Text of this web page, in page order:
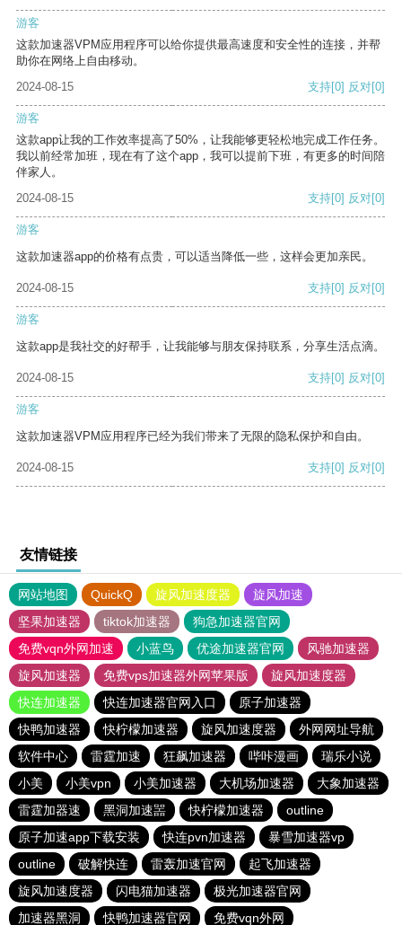
游客
这款加速器VPM应用程序可以给你提供最高速度和安全性的连接，并帮
助你在网络上自由移动。
2024-08-15
支持[0] 反对[0]
游客
这款app让我的工作效率提高了50%，让我能够更轻松地完成工作任务。
我以前经常加班，现在有了这个app，我可以提前下班，有更多的时间陪
伴家人。
2024-08-15
支持[0] 反对[0]
游客
这款加速器app的价格有点贵，可以适当降低一些，这样会更加亲民。
2024-08-15 支持[0] 反对[0]
游客
这款app是我社交的好帮手，让我能够与朋友保持联系，分享生活点滴。
2024-08-15 支持[0] 反对[0]
游客
这款加速器VPM应用程序已经为我们带来了无限的隐私保护和自由。
2024-08-15 支持[0] 反对[0]
友情链接
网站地图 QuickQ 旋风加速度器
旋风加速
坚果加速器
tiktok加速器
狗急加速器官网
免费vqn外网加速
小蓝鸟 优途加速器官网
风驰加速器
旋风加速器
免费vps加速器外网苹果版
旋风加速度器
快连加速器
快连加速器官网入口
原子加速器
快鸭加速器
快柠檬加速器 旋风加速度器
外网网址导航
软件中心
雷霆加速 狂飙加速器 哔咔漫画
瑞乐小说
小美
小美vpn 小美加速器 大机场加速器
大象加速器
雷霆加器速
黑洞加速噐 快柠檬加速器
outline
原子加速app下载安装
快连pvn加速器
暴雪加速器vp
outline
破解快连 雷轰加速官网
起飞加速器
旋风加速度器
闪电猫加速器
极光加速器官网
加速器黑洞
快鸭加速器官网 免费vqn外网